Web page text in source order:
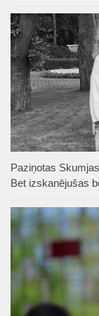
Paziņotas
Bet izskanējušas